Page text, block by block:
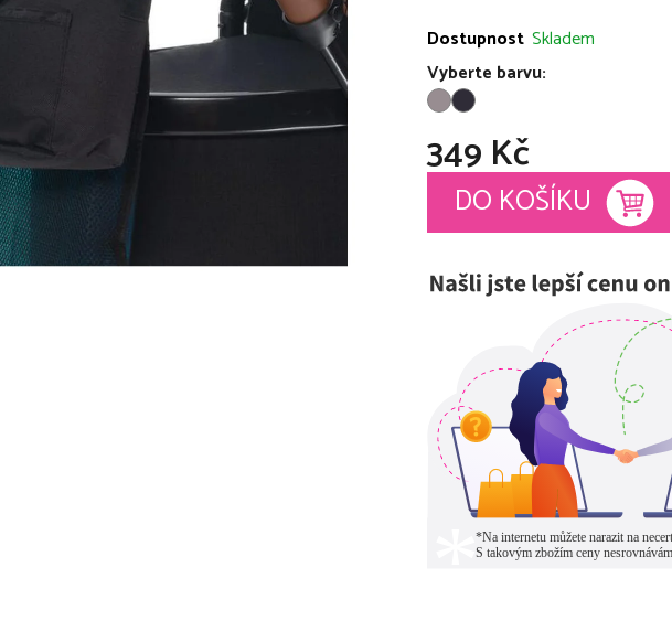
je
0,0
z
hvězdiček.
Dostupnost Skladem
Vyberte barvu:
349 Kč
Měrná cena:
DO KOŠÍKU